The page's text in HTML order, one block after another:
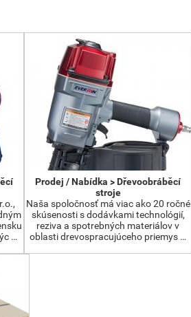
…
Prodej / Nabídka > Dřevoobráběcí
stroje
Naša spoločnosť má viac ako 20 ročné
skúsenosti s dodávkami technológií,
reziva a spotrebných materiálov v
oblasti drevospracujúceho priemys …